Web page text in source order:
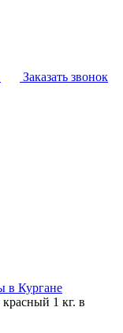
Заказать звонок
в Кургане
1 кг. в